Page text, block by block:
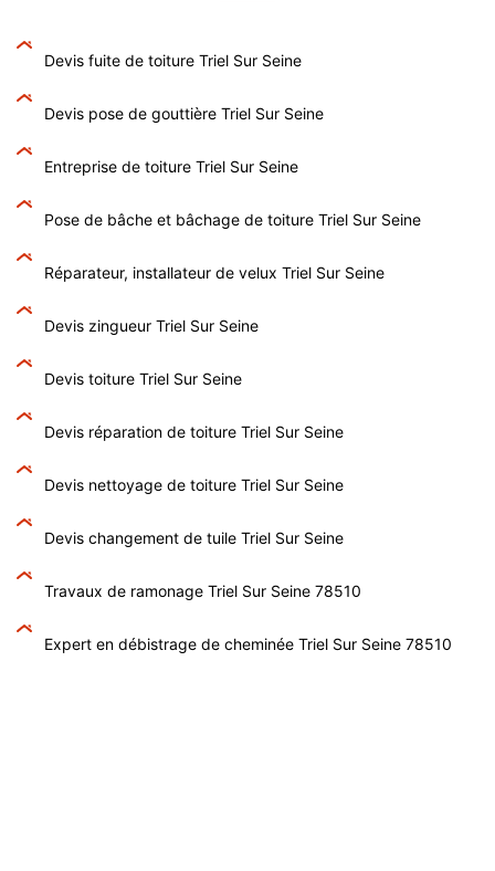
Devis fuite de toiture Triel Sur Seine
Devis pose de gouttière Triel Sur Seine
Entreprise de toiture Triel Sur Seine
Pose de bâche et bâchage de toiture Triel Sur Seine
Réparateur, installateur de velux Triel Sur Seine
Devis zingueur Triel Sur Seine
Devis toiture Triel Sur Seine
Devis réparation de toiture Triel Sur Seine
Devis nettoyage de toiture Triel Sur Seine
Devis changement de tuile Triel Sur Seine
Travaux de ramonage Triel Sur Seine 78510
Expert en débistrage de cheminée Triel Sur Seine 78510